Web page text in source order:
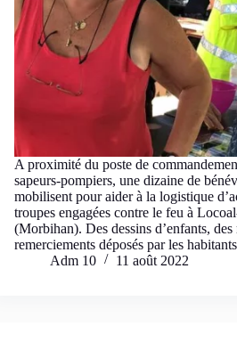
A proximité du poste de
sapeurs-pompiers, une dizaine de
mobilisent pour aider à la logistique
troupes engagées contre le feu à
(Morbihan). Des dessins d’enfants, des
remerciements déposés par les
Adm 10
11 août 2022